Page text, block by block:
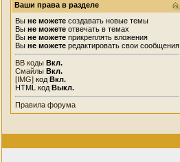
Ваши права в разделе
Вы не можете создавать новые темы
Вы не можете отвечать в темах
Вы не можете прикреплять вложения
Вы не можете редактировать свои сообщения
BB коды Вкл.
Смайлы Вкл.
[IMG] код Вкл.
HTML код Выкл.
Правила форума